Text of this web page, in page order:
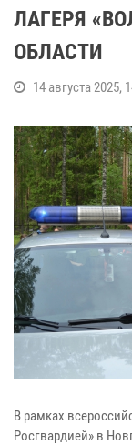
ЛАГЕРЯ
ОБЛАСТИ
14 августа 2025,
В рамках
Росгвардией» в